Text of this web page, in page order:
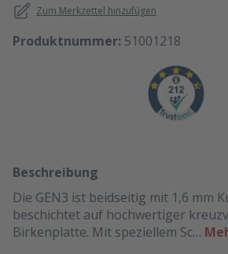
Zum Merkzettel hinzufügen
Produktnummer: 51001218
Beschreibung
Die GEN3 ist beidseitig mit 1,6 mm
beschichtet auf hochwertiger
Birkenplatte. Mit speziellem Sc…